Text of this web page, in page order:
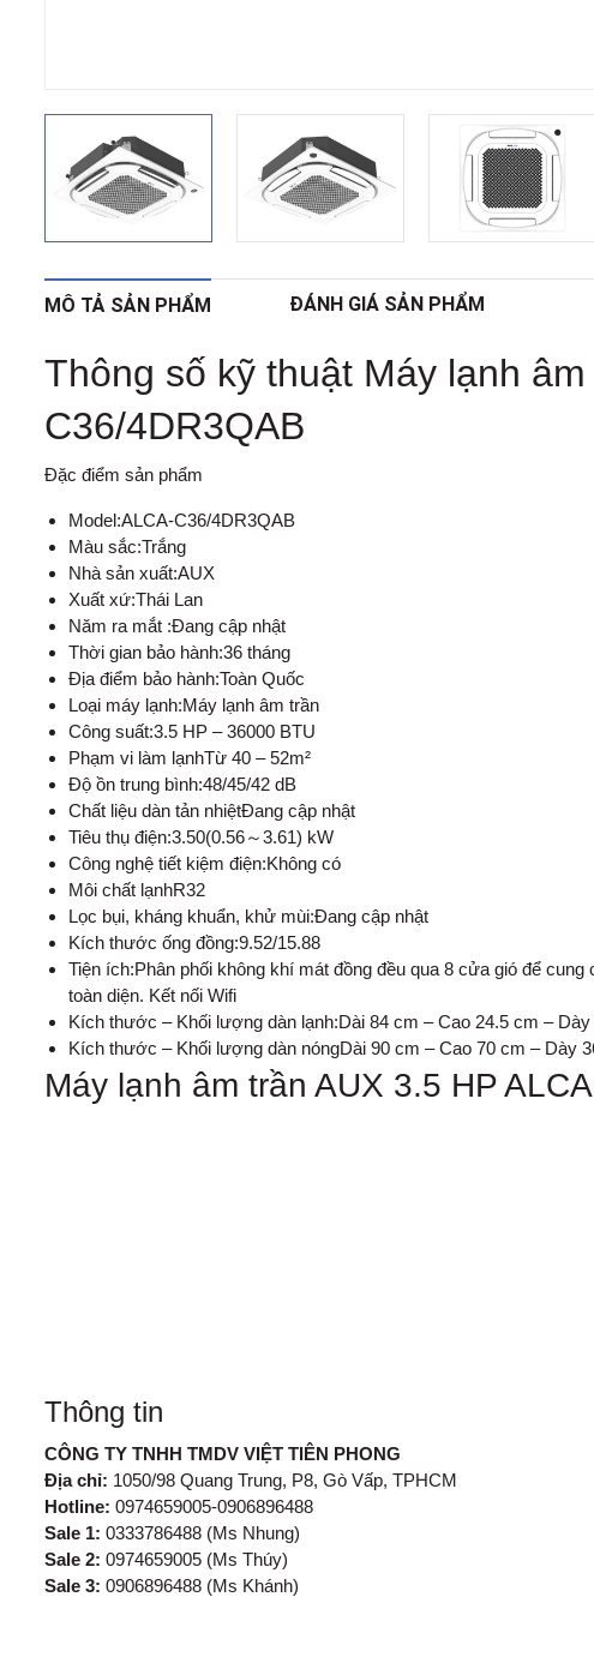
MÔ TẢ SẢN PHẨM ĐÁNH GIÁ SẢN PHẨM
Thông số kỹ thuật Máy lạnh
C36/4DR3QAB
Đặc điểm sản phẩm
Model:ALCA-C36/4DR3QAB
Màu sắc:Trắng
Nhà sản xuất:AUX
Xuất xứ:Thái Lan
Năm ra mắt :Đang cập nhật
Thời gian bảo hành:36 tháng
Địa điểm bảo hành:Toàn Quốc
Loại máy lạnh:Máy lạnh âm trần
Công suất:3.5 HP – 36000 BTU
Phạm vi làm lạnhTừ 40 – 52m²
Độ ồn trung bình:48/45/42 dB
Chất liệu dàn tản nhiệtĐang cập nhật
Tiêu thụ điện:3.50(0.56～3.61) kW
Công nghệ tiết kiệm điện:Không có
Môi chất lạnhR32
Lọc bụi, kháng khuẩn, khử mùi:Đang cập nhật
Kích thước ống đồng:9.52/15.88
Tiện ích:Phân phối không khí mát đồng đều qua 8 cửa gió để
toàn diện. Kết nối Wifi
Kích thước – Khối lượng dàn lạnh:Dài 84 cm – Cao 24.5 cm – Dày
Kích thước – Khối lượng dàn nóngDài 90 cm – Cao 70 cm – Dày
Máy lạnh âm trần AUX 3.5 HP
Thông tin
CÔNG TY TNHH TMDV VIỆT TIÊN PHONG
Địa chỉ: 1050/98 Quang Trung, P8, Gò Vấp, TPHCM
Hotline: 0974659005-0906896488
Sale 1: 0333786488 (Ms Nhung)
Sale 2: 0974659005 (Ms Thúy)
Sale 3: 0906896488 (Ms Khánh)